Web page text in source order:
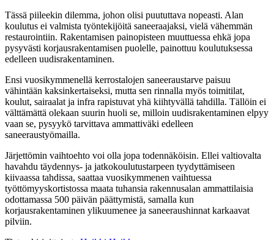
Tässä piileekin dilemma, johon olisi puututtava nopeasti. Alan
koulutus ei valmista työntekijöitä saneeraajaksi, vielä vähemmän
restaurointiin. Rakentamisen painopisteen muuttuessa ehkä jopa
pysyvästi korjausrakentamisen puolelle, painottuu koulutuksessa
edelleen uudisrakentaminen.
Ensi vuosikymmenellä kerrostalojen saneeraustarve paisuu
vähintään kaksinkertaiseksi, mutta sen rinnalla myös toimitilat,
koulut, sairaalat ja infra rapistuvat yhä kiihtyvällä tahdilla. Tällöin ei
välttämättä olekaan suurin huoli se, milloin uudisrakentaminen elpyy
vaan se, pysyykö tarvittava ammattiväki edelleen
saneeraustyömailla.
Järjettömin vaihtoehto voi olla jopa todennäköisin. Ellei valtiovalta
havahdu täydennys- ja jatkokoulutustarpeen tyydyttämiseen
kiivaassa tahdissa, saattaa vuosikymmenen vaihtuessa
työttömyyskortistossa maata tuhansia rakennusalan ammattilaisia
odottamassa 500 päivän päättymistä, samalla kun
korjausrakentaminen ylikuumenee ja saneeraushinnat karkaavat
pilviin.